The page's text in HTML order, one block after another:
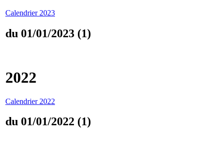
Calendrier 2023
du 01/01/2023 (1)
2022
Calendrier 2022
du 01/01/2022 (1)